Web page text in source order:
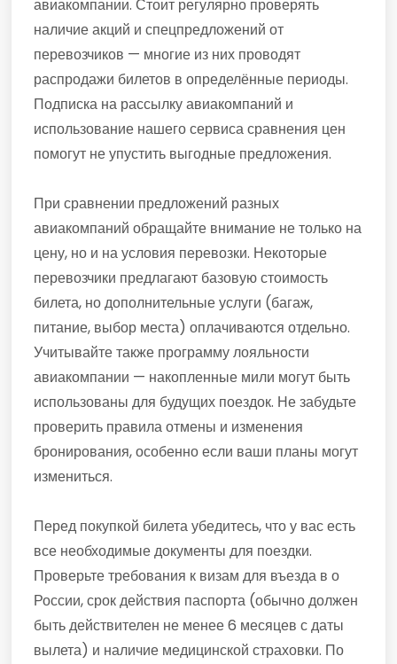
авиакомпании. Стоит регулярно проверять
наличие акций и спецпредложений от
перевозчиков — многие из них проводят
распродажи билетов в определённые периоды.
Подписка на рассылку авиакомпаний и
использование нашего сервиса сравнения цен
помогут не упустить выгодные предложения.
При сравнении предложений разных
авиакомпаний обращайте внимание не только на
цену, но и на условия перевозки. Некоторые
перевозчики предлагают базовую стоимость
билета, но дополнительные услуги (багаж,
питание, выбор места) оплачиваются отдельно.
Учитывайте также программу лояльности
авиакомпании — накопленные мили могут быть
использованы для будущих поездок. Не забудьте
проверить правила отмены и изменения
бронирования, особенно если ваши планы могут
измениться.
Перед покупкой билета убедитесь, что у вас есть
все необходимые документы для поездки.
Проверьте требования к визам для въезда в о
России, срок действия паспорта (обычно должен
быть действителен не менее 6 месяцев с даты
вылета) и наличие медицинской страховки. По